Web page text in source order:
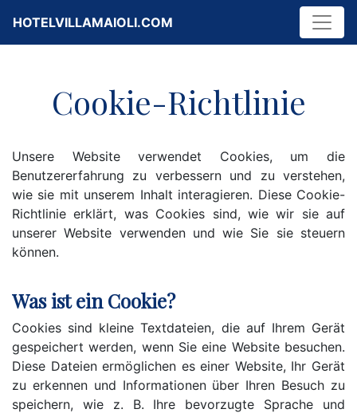
HOTELVILLAMAIOLI.COM
Cookie-Richtlinie
Unsere Website verwendet Cookies, um die
Benutzererfahrung zu verbessern und zu verstehen,
wie sie mit unserem Inhalt interagieren. Diese Cookie-
Richtlinie erklärt, was Cookies sind, wie wir sie auf
unserer Website verwenden und wie Sie sie steuern
können.
Was ist ein Cookie?
Cookies sind kleine Textdateien, die auf Ihrem Gerät
gespeichert werden, wenn Sie eine Website besuchen.
Diese Dateien ermöglichen es einer Website, Ihr Gerät
zu erkennen und Informationen über Ihren Besuch zu
speichern, wie z. B. Ihre bevorzugte Sprache und